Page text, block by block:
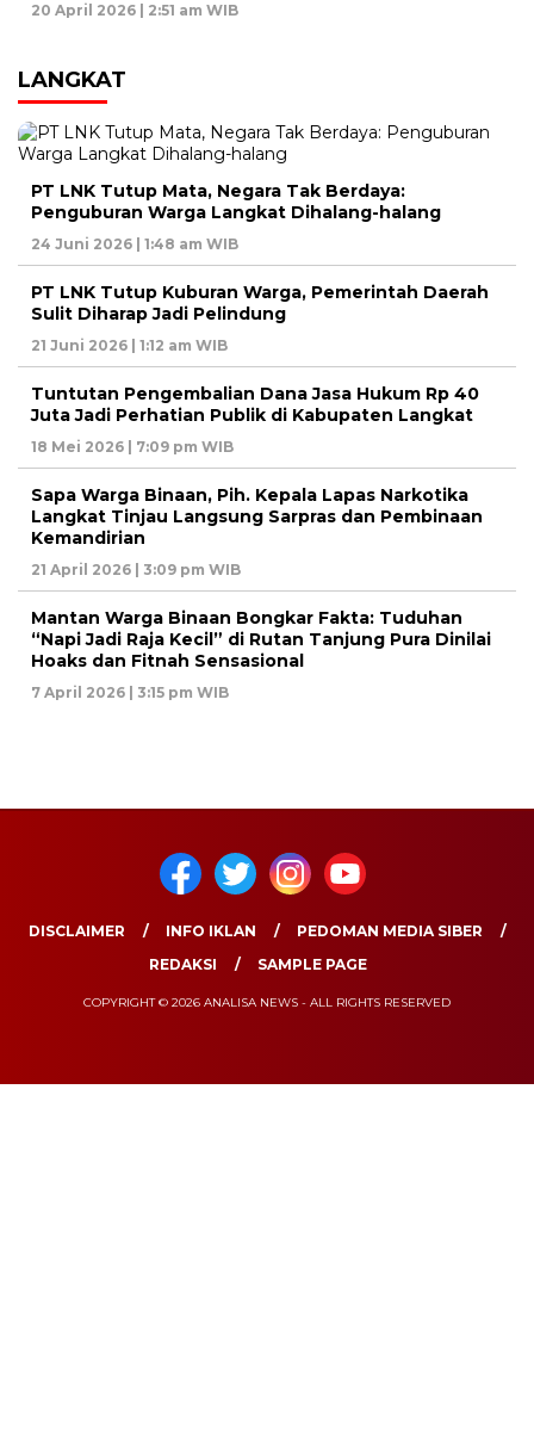
20 April 2026 | 2:51 am WIB
LANGKAT
PT LNK Tutup Mata, Negara Tak Berdaya:
Penguburan Warga Langkat Dihalang-halang
24 Juni 2026 | 1:48 am WIB
PT LNK Tutup Kuburan Warga, Pemerintah Daerah
Sulit Diharap Jadi Pelindung
21 Juni 2026 | 1:12 am WIB
Tuntutan Pengembalian Dana Jasa Hukum Rp 40
Juta Jadi Perhatian Publik di Kabupaten Langkat
18 Mei 2026 | 7:09 pm WIB
Sapa Warga Binaan, Pih. Kepala Lapas Narkotika
Langkat Tinjau Langsung Sarpras dan Pembinaan
Kemandirian
21 April 2026 | 3:09 pm WIB
Mantan Warga Binaan Bongkar Fakta: Tuduhan
“Napi Jadi Raja Kecil” di Rutan Tanjung Pura Dinilai
Hoaks dan Fitnah Sensasional
7 April 2026 | 3:15 pm WIB
DISCLAIMER INFO IKLAN
PEDOMAN MEDIA SIBER
REDAKSI
SAMPLE PAGE
COPYRIGHT © 2026 ANALISA NEWS - ALL RIGHTS RESERVED